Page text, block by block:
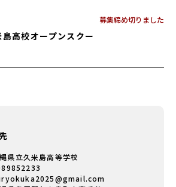
島高校オープンスクー
募集締め切りました
県立久米島高等学校